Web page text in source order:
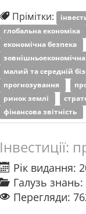
Прімітки:
глобальна економіка
економічна безпека
зовнішньоекономічна
малий та середній
прогнозування
ринок землі
фінансова звітність
Інвестиції:
Рік видання:
Галузь знань:
Перегляди: